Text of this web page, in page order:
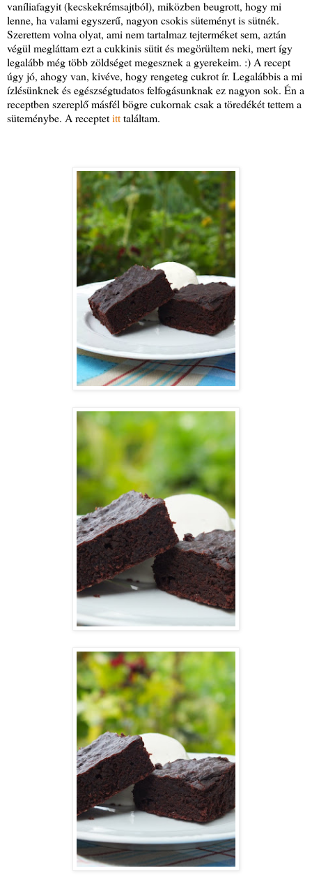
vaníliafagyit (kecskekrémsajtból), miközben beugrott, hogy mi
lenne, ha valami egyszerű, nagyon csokis süteményt is sütnék.
Szerettem volna olyat, ami nem tartalmaz tejterméket sem, aztán
végül megláttam ezt a cukkinis sütit és megörültem neki, mert így
legalább még több zöldséget megesznek a gyerekeim. :) A recept
úgy jó, ahogy van, kivéve, hogy rengeteg cukrot ír. Legalábbis a mi
ízlésünknek és egészségtudatos felfogásunknak ez nagyon sok. Én a
receptben szereplő másfél bögre cukornak csak a töredékét tettem a
süteménybe. A receptetitttaláltam.